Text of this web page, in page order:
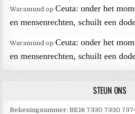
Waramund opCeuta: onder het
en mensenrechten, schuilt een
Waramund opCeuta: onder het
en mensenrechten, schuilt een
STEUN ONS
Rekeningnummer: BE16 7330 7330